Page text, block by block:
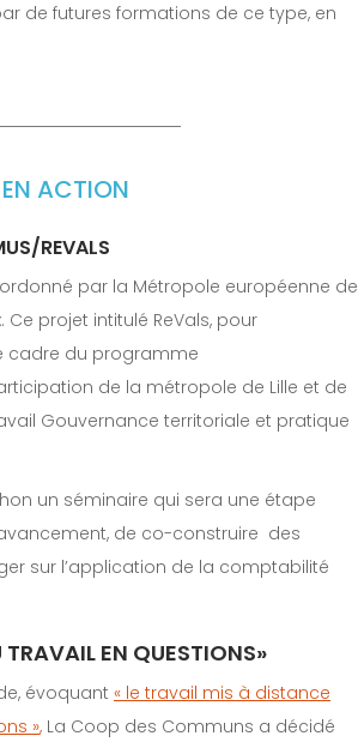
de futures formations de ce type, en
ACTION
REVALS
par la Métropole européenne de
projet intitulé ReVals, pour
cadre du programme
de la métropole de Lille et de
Gouvernance territoriale et pratique
un séminaire qui sera une étape
de co-construire des
sur l’application de la comptabilité
TRAVAIL EN QUESTIONS»
évoquant « le travail mis à distance
», La Coop des Communs a décidé